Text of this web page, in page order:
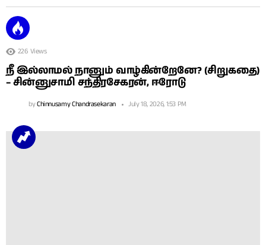
226 Views
நீ இல்லாமல் நானும் வாழ்கின்றேனே? (சிறுகதை)
– சின்னுசாமி சந்திரசேகரன், ஈரோடு
byChinnusamy Chandrasekaran July 18, 2026, 1:53 PM